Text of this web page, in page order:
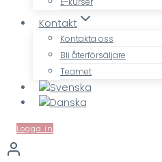
Kontakt
Kontakta oss
Bli återförsäljare
Teamet
Logga in